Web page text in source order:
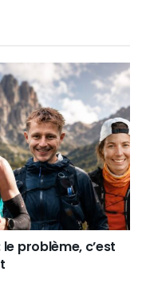
le problème, c’est